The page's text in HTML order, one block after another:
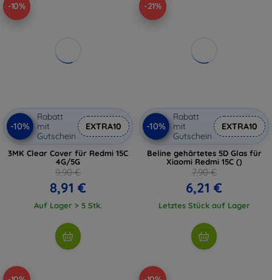
-10%
-10%
Rabatt
mit
Gutschein
EXTRA10
3MK Clear Cover für Redmi 15C
4G/5G
9,90 €
8,91 €
Auf Lager > 5 Stk.
-21%
-10%
Rabatt
mit
Gutschein
EXTRA10
Beline gehärtetes 5D Glas für
Xiaomi Redmi 15C ()
7,90 €
6,21 €
Letztes Stück auf Lager